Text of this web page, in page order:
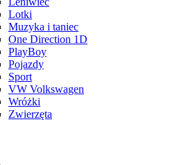
Lotki
Muzyka i taniec
One Direction 1D
PlayBoy
Pojazdy
Sport
VW Volkswagen
Wróżki
Zwierzęta